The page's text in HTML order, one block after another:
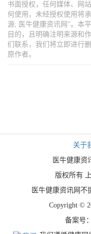
书面授权，任何媒体、网
何使用，未经授权使用将
源; 医牛健康资讯网”。本
目的，且明确注明来源和
们联系，我们将立即进行
原作者。
关于
医牛健康资
版权所有
医牛健康资讯网不
Copyright ©
备案号：